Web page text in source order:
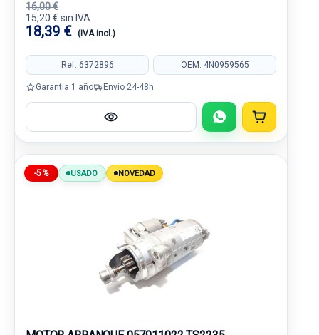
16,00 €
15,20 € sin IVA.
18,39 € (IVA incl.)
Ref: 6372896 OEM: 4N0959565
Garantía 1 año Envío 24-48h
-5% USADO NOVEDAD